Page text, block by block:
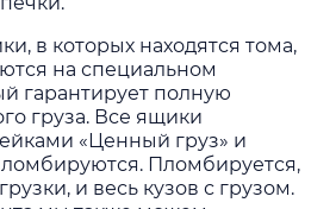
в которых находятся тома,
на специальном
гарантирует полную
груза. Все ящики
«Ценный груз» и
Пломбируется,
и весь кузов с грузом.